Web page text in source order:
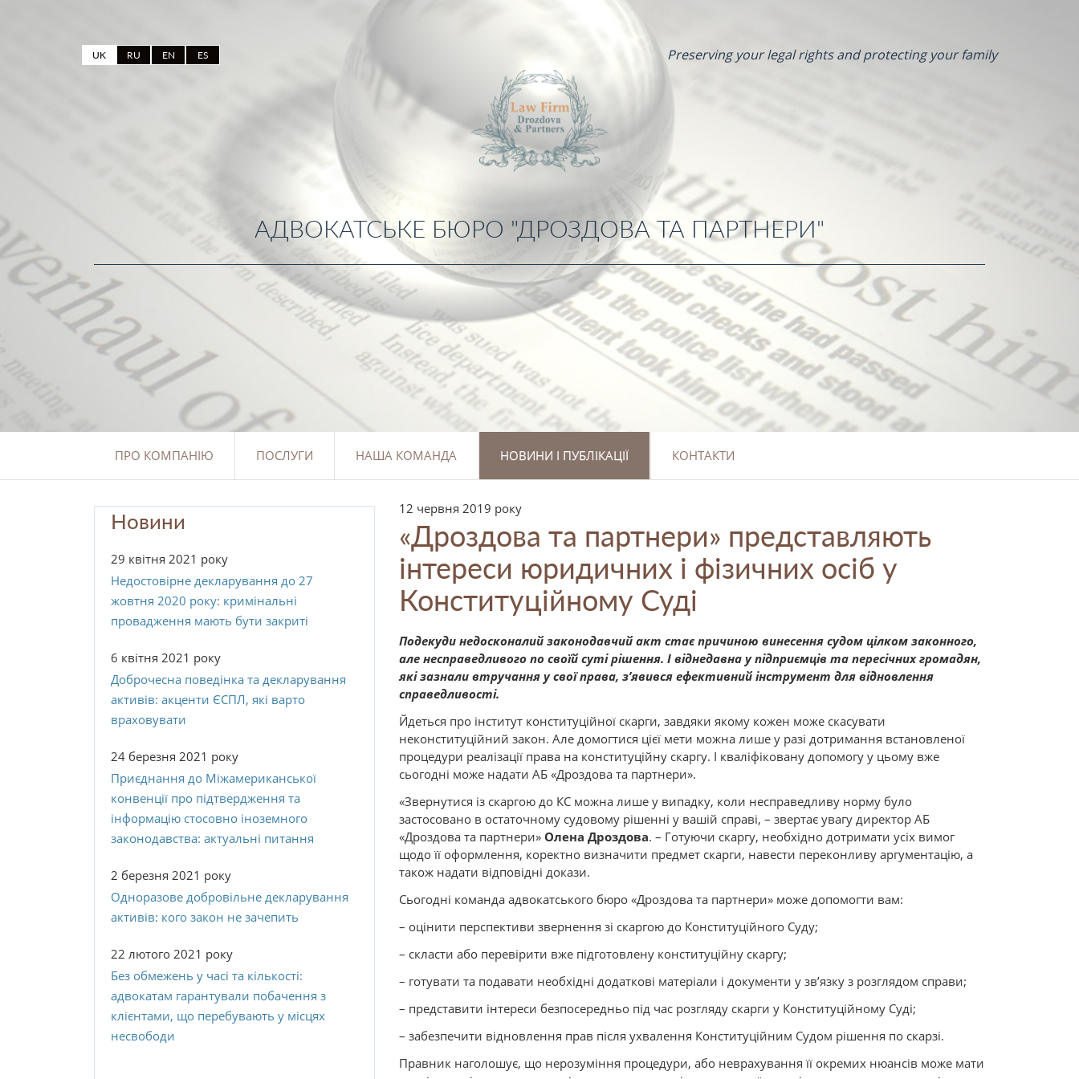
UK RU EN ES Preserving your legal rights and protecting your family
АДВОКАТСЬКЕ БЮРО "ДРОЗДОВА ТА ПАРТНЕРИ"
ПРО КОМПАНІЮ ПОСЛУГИ НАША КОМАНДА НОВИНИ І ПУБЛІКАЦІЇ КОНТАКТИ
Новини
29 квітня 2021 року
Недостовірне декларування до 27
жовтня 2020 року: кримінальні
провадження мають бути закриті
6 квітня 2021 року
Доброчесна поведінка та декларування
активів: акценти ЄСПЛ, які варто
враховувати
24 березня 2021 року
Приєднання до Міжамериканської
конвенції про підтвердження та
інформацію стосовно іноземного
законодавства: актуальні питання
2 березня 2021 року
Одноразове добровільне декларування
активів: кого закон не зачепить
22 лютого 2021 року
Без обмежень у часі та кількості:
адвокатам гарантували побачення з
клієнтами, що перебувають у місцях
несвободи
12 червня 2019 року
«Дроздова та партнери» представляють
інтереси юридичних і фізичних осіб у
Конституційному Суді
Подекуди недосконалий законодавчий акт стає причиною винесення судом цілком законного,
але несправедливого по своїй суті рішення. І віднедавна у підприємців та пересічних громадян,
які зазнали втручання у свої права, з’явився ефективний інструмент для відновлення
справедливості.
Йдеться про інститут конституційної скарги, завдяки якому кожен може скасувати
неконституційний закон. Але домогтися цієї мети можна лише у разі дотримання встановленої
процедури реалізації права на конституційну скаргу. І кваліфіковану допомогу у цьому вже
сьогодні може надати АБ «Дроздова та партнери».
«Звернутися із скаргою до КС можна лише у випадку, коли несправедливу норму було
застосовано в остаточному судовому рішенні у вашій справі, – звертає увагу директор АБ
«Дроздова та партнери» Олена Дроздова. – Готуючи скаргу, необхідно дотримати усіх вимог
щодо її оформлення, коректно визначити предмет скарги, навести переконливу аргументацію, а
також надати відповідні докази.
Сьогодні команда адвокатського бюро «Дроздова та партнери» може допомогти вам:
– оцінити перспективи звернення зі скаргою до Конституційного Суду;
– скласти або перевірити вже підготовлену конституційну скаргу;
– готувати та подавати необхідні додаткові матеріали і документи у зв’язку з розглядом справи;
– представити інтереси безпосередньо під час розгляду скарги у Конституційному Суді;
– забезпечити відновлення прав після ухвалення Конституційним Судом рішення по скарзі.
Правник наголошує, що нерозуміння процедури, або неврахування її окремих нюансів може мати